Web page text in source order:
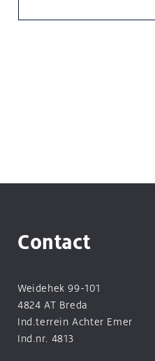
Contact
Weidehek 99-101
4824 AT Breda
Ind.terrein Achter Emer
Ind.nr. 4813